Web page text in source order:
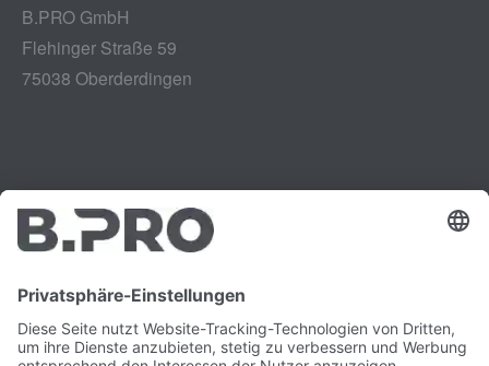
B.PRO GmbH
Flehinger Straße 59
75038 Oberderdingen
Impressum
Datenschutz
Schwachstellenmeldung
Karriere